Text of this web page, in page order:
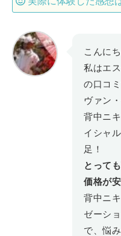
こんに
私はエ
の口コ
ヴァン
背中ニ
イシャ
足！
とって
価格が
背中ニ
ゼーシ
で、悩